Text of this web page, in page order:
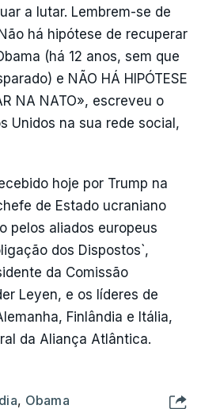
a lutar. Lembrem-se de
há hipótese de recuperar
(há 12 anos, sem que
e NÃO HÁ HIPÓTESE
NA NATO», escreveu o
Unidos na sua rede social,
hoje por Trump na
de Estado ucraniano
pelos aliados europeus
dos Dispostos`,
da Comissão
Leyen, e os líderes de
Finlândia e Itália,
da Aliança Atlântica.
, Obama